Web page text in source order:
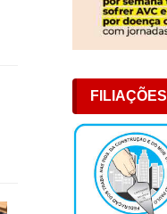
FILIAÇÕES